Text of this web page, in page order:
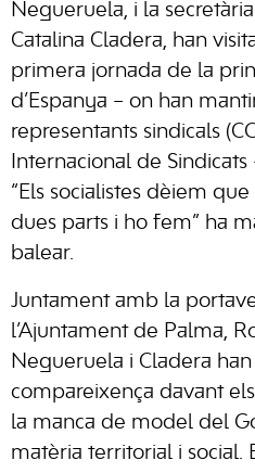
Negueruela, i la
Catalina Cladera, han
primera jornada de la
d’Espanya – on han
representants sindicals
Internacional de Sindicats
“Els socialistes dèiem
dues parts i ho fem” ha
balear.
Juntament amb la
l’Ajuntament de Palma,
Negueruela i Cladera
compareixença davant
la manca de model del
matèria territorial i social.